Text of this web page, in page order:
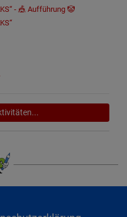
- 🎪 Aufführung 🤡